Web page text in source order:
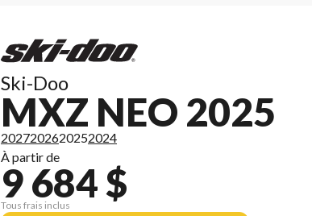
Ski-Doo
MXZ NEO 2025
2027202620252024
À partir de
9 684 $
Tous frais inclus